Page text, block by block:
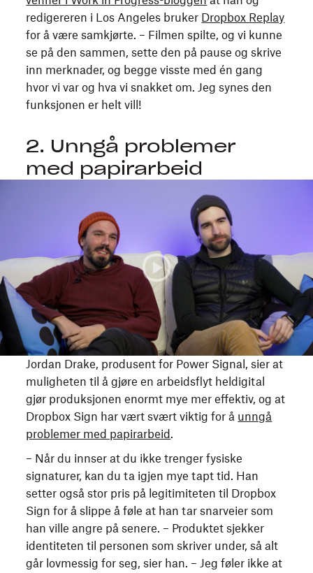
Calvin,
merkelige
besatt
tror
at
foreldrene
hans
ble
bortført
romvesener,
reisen
finne
redigereren i Los Angeles bruker Dropbox Replay
for å være samkjørte. – Filmen spilte, og vi kunne
se på den sammen, sette den på pause og skrive
inn merknader, og begge visste med én gang
hvor vi var og hva vi snakket om. Jeg synes den
funksjonen er helt vill!
2. Unngå problemer
med papirarbeid
Drake
Power,
Signal-
intervju,
Sundance
2023
Jordan Drake, produsent for Power Signal, sier at
muligheten til å gjøre en arbeidsflyt heldigital
gjør produksjonen enormt mye mer effektiv, og at
Dropbox Sign har vært svært viktig for å unngå
problemer med papirarbeid .
– Når du innser at du ikke trenger fysiske
signaturer, kan du ta igjen mye tapt tid. Han
setter også stor pris på legitimiteten til Dropbox
Sign for å slippe å føle at han tar snarveier som
han ville angre på senere. – Produktet sjekker
identiteten til personen som skriver under, så alt
går lovmessig for seg, sier han. – Jeg føler ikke at